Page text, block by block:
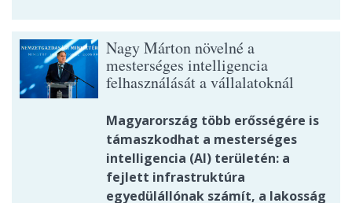
Nagy Márton növelné a
mesterséges intelligencia
felhasználását a vállalatoknál
Magyarország több erősségére is
támaszkodhat a mesterséges
intelligencia (AI) területén: a
fejlett infrastruktúra
egyedülállónak számít, a lakosság